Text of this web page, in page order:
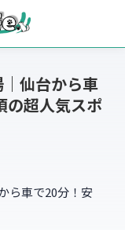
｜仙台から車
の超人気スポ